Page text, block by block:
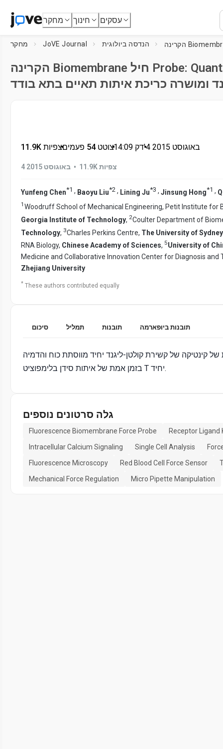
מחקר חינוך עסקים
מחקר JoVE Journal הנדסה ביולוגית
הקרינה Biomembrane חיל Probe: Quantitation במקביל של
ומושרה כריכת איתות תאיים בתא בודד
11.9K צפיות• צוטט 54 פעמים•14:09 דק'
• 4 באוגוסט 2015
4 באוגוסט 2015 • 11.9K צפיות
Yunfeng Chen*1 , Baoyu Liu*2 , Lining Ju*3 , Jinsung Hong*1 ,
1 Woodruff School of Mechanical Engineering, Petit Institute for
Georgia Institute of Technology, 2Coulter Department of
Technology, 3Charles Perkins Centre, The University of Sydney
RNA Biology, Chinese Academy of Sciences, 5University of
Medicine and Collaborative Innovation Center for Diagnosis
Zhejiang University
* These authors contributed equally
סיכום תמליל תובנות תובנות ביופארמה
קינטיקה של קשירת קולטן-ליגנד יחיד מווסתת כוח והדמיה
בזמן אמת של איתות סידן בלימפוציט T יחיד.
גלה סרטונים נוספים
Fluorescence Biomembrane Force Probe
Receptor Ligand
Intracellular Calcium Signaling
Single Cell Analysis
Fluorescence Microscopy
Red Blood Cell Force Sensor
Mechanical Force Regulation
Micro Pipette Manipulation